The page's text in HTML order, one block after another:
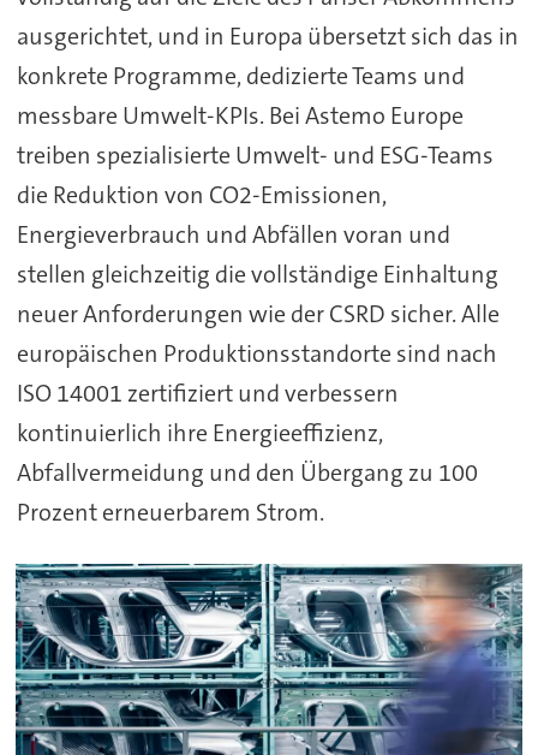
ausgerichtet, und in Europa übersetzt sich das in
konkrete Programme, dedizierte Teams und
messbare Umwelt-KPIs. Bei Astemo Europe
treiben spezialisierte Umwelt- und ESG-Teams
die Reduktion von CO2-Emissionen,
Energieverbrauch und Abfällen voran und
stellen gleichzeitig die vollständige Einhaltung
neuer Anforderungen wie der CSRD sicher. Alle
europäischen Produktionsstandorte sind nach
ISO 14001 zertifiziert und verbessern
kontinuierlich ihre Energieeffizienz,
Abfallvermeidung und den Übergang zu 100
Prozent erneuerbarem Strom.